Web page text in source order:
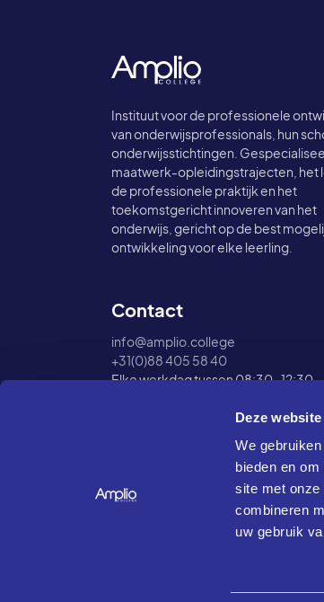
Deze
We
bieden en
site met onze
combineren
uw gebruik
Instituut voor de professionele
van onderwijsprofessionals, hun
onderwijsstichtingen.
maatwerk-opleidingstrajecten, het
de professionele praktijk en het
toekomstgericht innoveren van het
onderwijs, gericht op de best
ontwikkeling voor elke leerling.
Contact
info@amplio.college
+31(0)88 405 58 40
Elke werkdag tussen 08:30-12:30